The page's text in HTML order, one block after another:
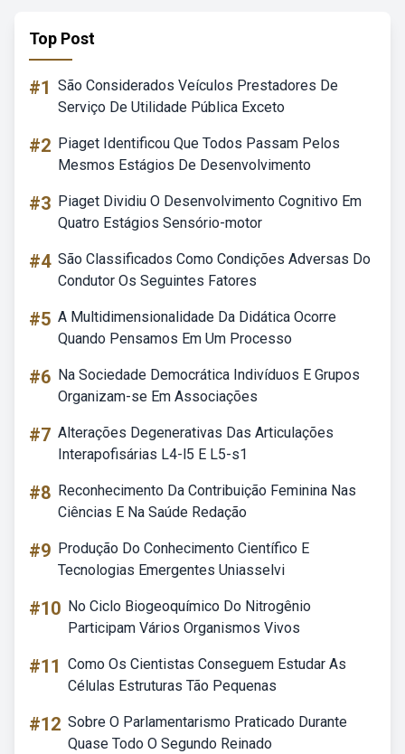
Top Post
#1 São Considerados Veículos Prestadores De
Serviço De Utilidade Pública Exceto
#2 Piaget Identificou Que Todos Passam Pelos
Mesmos Estágios De Desenvolvimento
#3 Piaget Dividiu O Desenvolvimento Cognitivo Em
Quatro Estágios Sensório-motor
#4 São Classificados Como Condições Adversas Do
Condutor Os Seguintes Fatores
#5 A Multidimensionalidade Da Didática Ocorre
Quando Pensamos Em Um Processo
#6 Na Sociedade Democrática Indivíduos E Grupos
Organizam-se Em Associações
#7 Alterações Degenerativas Das Articulações
Interapofisárias L4-l5 E L5-s1
#8 Reconhecimento Da Contribuição Feminina Nas
Ciências E Na Saúde Redação
#9 Produção Do Conhecimento Científico E
Tecnologias Emergentes Uniasselvi
#10 No Ciclo Biogeoquímico Do Nitrogênio
Participam Vários Organismos Vivos
#11 Como Os Cientistas Conseguem Estudar As
Células Estruturas Tão Pequenas
#12 Sobre O Parlamentarismo Praticado Durante
Quase Todo O Segundo Reinado